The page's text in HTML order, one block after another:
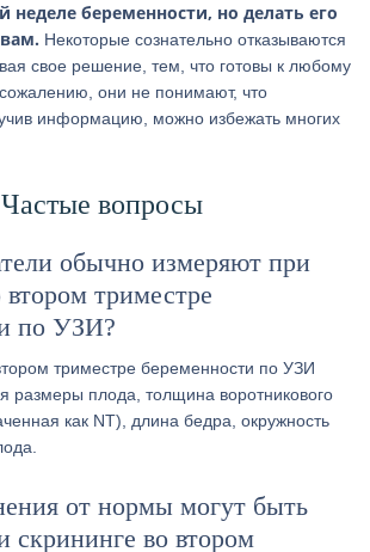
неделе беременности, но делать его
Некоторые сознательно отказываются
свое решение, тем, что готовы к любому
они не понимают, что
информацию, можно избежать многих
Частые вопросы
обычно измеряют при
триместре
по УЗИ?
триместре беременности по УЗИ
размеры плода, толщина воротникового
как NT), длина бедра, окружность
от нормы могут быть
скрининге во втором